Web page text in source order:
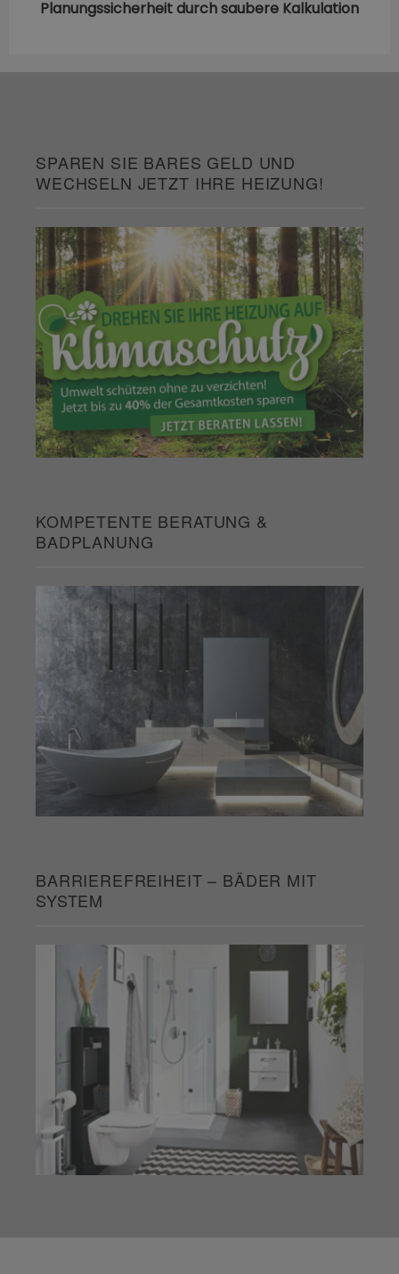
Planungssicherheit durch saubere Kalkulation
SPAREN SIE BARES GELD UND
WECHSELN JETZT IHRE HEIZUNG!
KOMPETENTE BERATUNG &
BADPLANUNG
BARRIEREFREIHEIT – BÄDER MIT
SYSTEM